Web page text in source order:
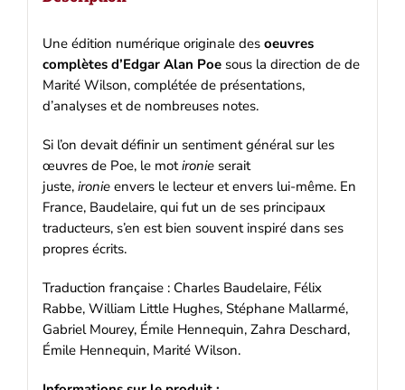
Une édition numérique originale des oeuvres
complètes d’Edgar Alan Poesous la direction de de
Marité Wilson, complétée de présentations,
d’analyses et de nombreuses notes.
Si l’on devait définir un sentiment général sur les
œuvres de Poe, le motironieserait
juste, ironieenvers le lecteur et envers lui-même. En
France, Baudelaire, qui fut un de ses principaux
traducteurs, s’en est bien souvent inspiré dans ses
propres écrits.
Traduction française : Charles Baudelaire, Félix
Rabbe, William Little Hughes, Stéphane Mallarmé,
Gabriel Mourey, Émile Hennequin, Zahra Deschard,
Émile Hennequin, Marité Wilson.